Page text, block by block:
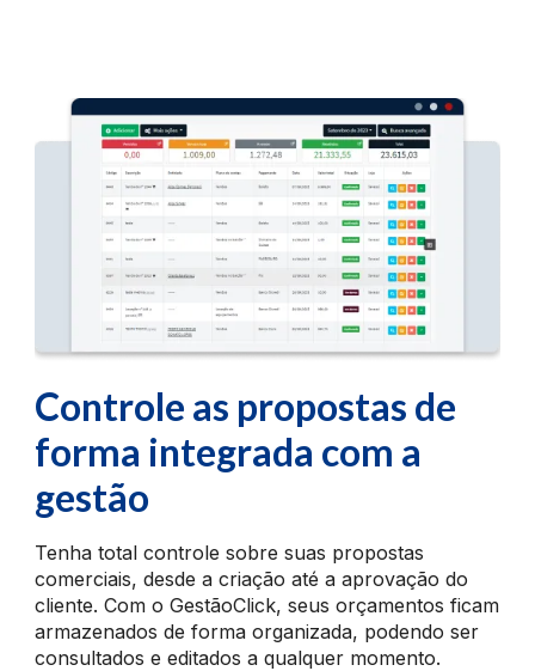
Controle as propostas de
forma integrada com a
gestão
Tenha total controle sobre suas propostas
comerciais, desde a criação até a aprovação do
cliente. Com o GestãoClick, seus orçamentos ficam
armazenados de forma organizada, podendo ser
consultados e editados a qualquer momento.